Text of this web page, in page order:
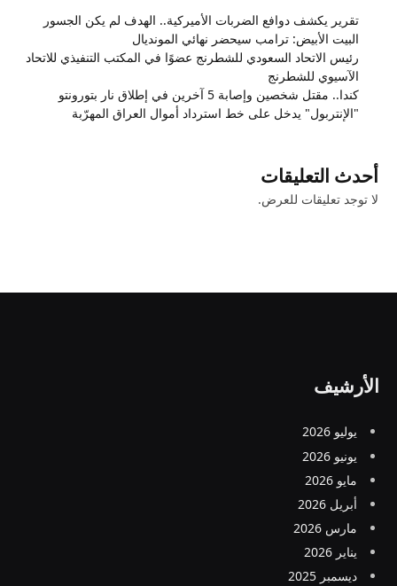
تقرير يكشف دوافع الضربات الأميركية.. الهدف لم يكن الجسور
البيت الأبيض: ترامب سيحضر نهائي المونديال
رئيس الاتحاد السعودي للشطرنج عضوًا في المكتب التنفيذي للاتحاد
الآسيوي للشطرنج
كندا.. مقتل شخصين وإصابة 5 آخرين في إطلاق نار بتورونتو
"الإنتربول" يدخل على خط استرداد أموال العراق المهرّبة
أحدث التعليقات
لا توجد تعليقات للعرض.
الأرشيف
يوليو 2026
يونيو 2026
مايو 2026
أبريل 2026
مارس 2026
يناير 2026
ديسمبر 2025